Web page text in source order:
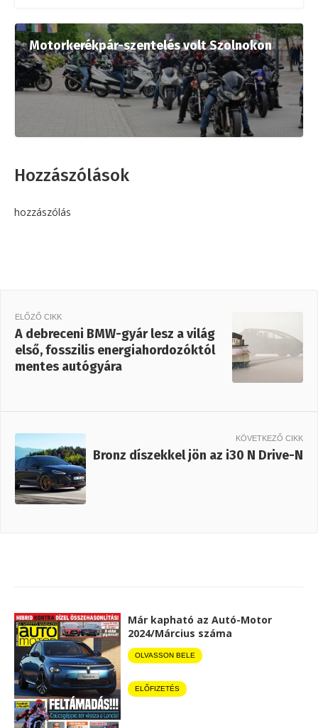
Motorkerékpár-szentelés volt Szolnokon
Hozzászólások
hozzászólás
ELŐZŐ CIKK
A debreceni BMW-gyár lesz a világ
első, fosszilis energiahordozóktól
mentes autógyára
KÖVETKEZŐ CIKK
Bronz díszekkel jön az i30 N Drive-N
Már kapható az Autó-Motor
2024/Március száma
OLVASSON BELE
ELŐFIZETÉS